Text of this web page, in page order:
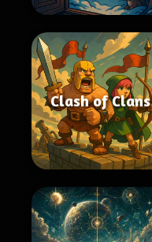
Clash of Clans